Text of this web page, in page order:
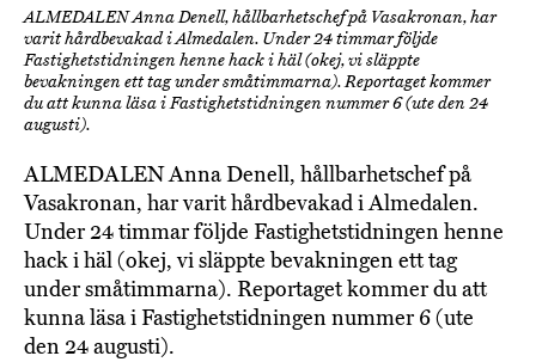
ALMEDALEN Anna Denell, hållbarhetschef på Vasakronan, har
varit hårdbevakad i Almedalen. Under 24 timmar följde
Fastighetstidningen henne hack i häl (okej, vi släppte
bevakningen ett tag under småtimmarna). Reportaget kommer
du att kunna läsa i Fastighetstidningen nummer 6 (ute den 24
augusti).
ALMEDALEN Anna Denell, hållbarhetschef på
Vasakronan, har varit hårdbevakad i Almedalen.
Under 24 timmar följde Fastighetstidningen henne
hack i häl (okej, vi släppte bevakningen ett tag
under småtimmarna). Reportaget kommer du att
kunna läsa i Fastighetstidningen nummer 6 (ute
den 24 augusti).